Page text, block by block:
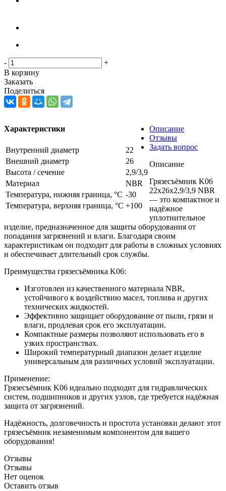
-
+
В корзину
Заказать
Поделиться
Характеристики
Внутренний диаметр
22
Внешний диаметр
26
Высота / сечение
2,9/3,9
Материал
NBR
Температура, нижняя граница, °C -30
Температура, верхняя граница, °C +100
Описание
Отзывы
Задать вопрос
Описание
Грязесъёмник K06
22x26x2,9/3,9 NBR
— это компактное и
надёжное
уплотнительное
изделие, предназначенное для защиты оборудования от
попадания загрязнений и влаги. Благодаря своим
характеристикам он подходит для работы в сложных условиях
и обеспечивает длительный срок службы.
Преимущества грязесъёмника K06:
Изготовлен из качественного материала NBR,
устойчивого к воздействию масел, топлива и других
технических жидкостей.
Эффективно защищает оборудование от пыли, грязи и
влаги, продлевая срок его эксплуатации.
Компактные размеры позволяют использовать его в
узких пространствах.
Широкий температурный диапазон делает изделие
универсальным для различных условий эксплуатации.
Применение:
Грязесъёмник K06 идеально подходит для гидравлических
систем, подшипников и других узлов, где требуется надёжная
защита от загрязнений.
Надёжность, долговечность и простота установки делают этот
грязесъёмник незаменимым компонентом для вашего
оборудования!
Отзывы
Отзывы
Нет оценок
Оставить отзыв